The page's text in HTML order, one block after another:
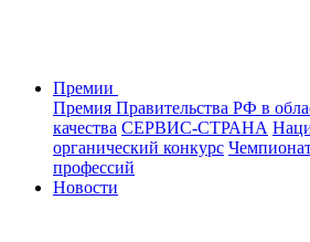
Премии
Премия Правительства РФ в
качества СЕРВИС-СТРАНА
органический конкурс
профессий
Новости